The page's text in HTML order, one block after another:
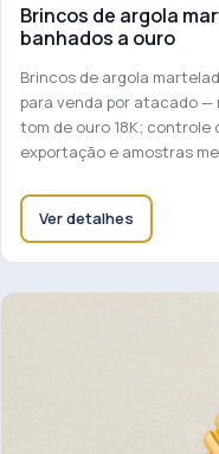
Brincos de argola
banhados a ouro
Brincos de argola
para venda por atacado —
tom de ouro 18K; controle
exportação e amostras
Ver detalhes